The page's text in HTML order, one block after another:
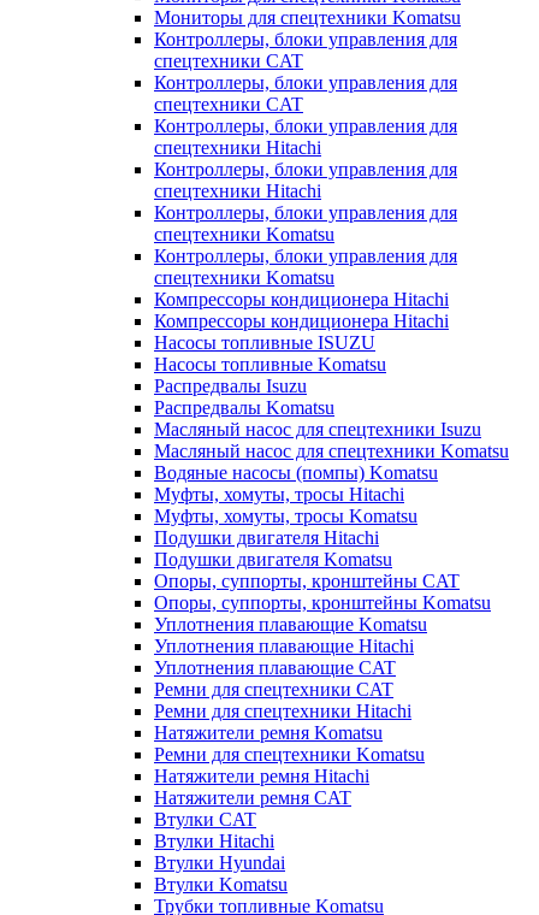
Мониторы для спецтехники Komatsu
Контроллеры, блоки управления для
спецтехники CAT
Контроллеры, блоки управления для
спецтехники CAT
Контроллеры, блоки управления для
спецтехники Hitachi
Контроллеры, блоки управления для
спецтехники Hitachi
Контроллеры, блоки управления для
спецтехники Komatsu
Контроллеры, блоки управления для
спецтехники Komatsu
Компрессоры кондиционера Hitachi
Компрессоры кондиционера Hitachi
Насосы топливные ISUZU
Насосы топливные Komatsu
Распредвалы Isuzu
Распредвалы Komatsu
Масляный насос для спецтехники Isuzu
Масляный насос для спецтехники Komatsu
Водяные насосы (помпы) Komatsu
Муфты, хомуты, тросы Hitachi
Муфты, хомуты, тросы Komatsu
Подушки двигателя Hitachi
Подушки двигателя Komatsu
Опоры, суппорты, кронштейны CAT
Опоры, суппорты, кронштейны Komatsu
Уплотнения плавающие Komatsu
Уплотнения плавающие Hitachi
Уплотнения плавающие CAT
Ремни для спецтехники CAT
Ремни для спецтехники Hitachi
Натяжители ремня Komatsu
Ремни для спецтехники Komatsu
Натяжители ремня Hitachi
Натяжители ремня CAT
Втулки CAT
Втулки Hitachi
Втулки Hyundai
Втулки Komatsu
Трубки топливные Komatsu